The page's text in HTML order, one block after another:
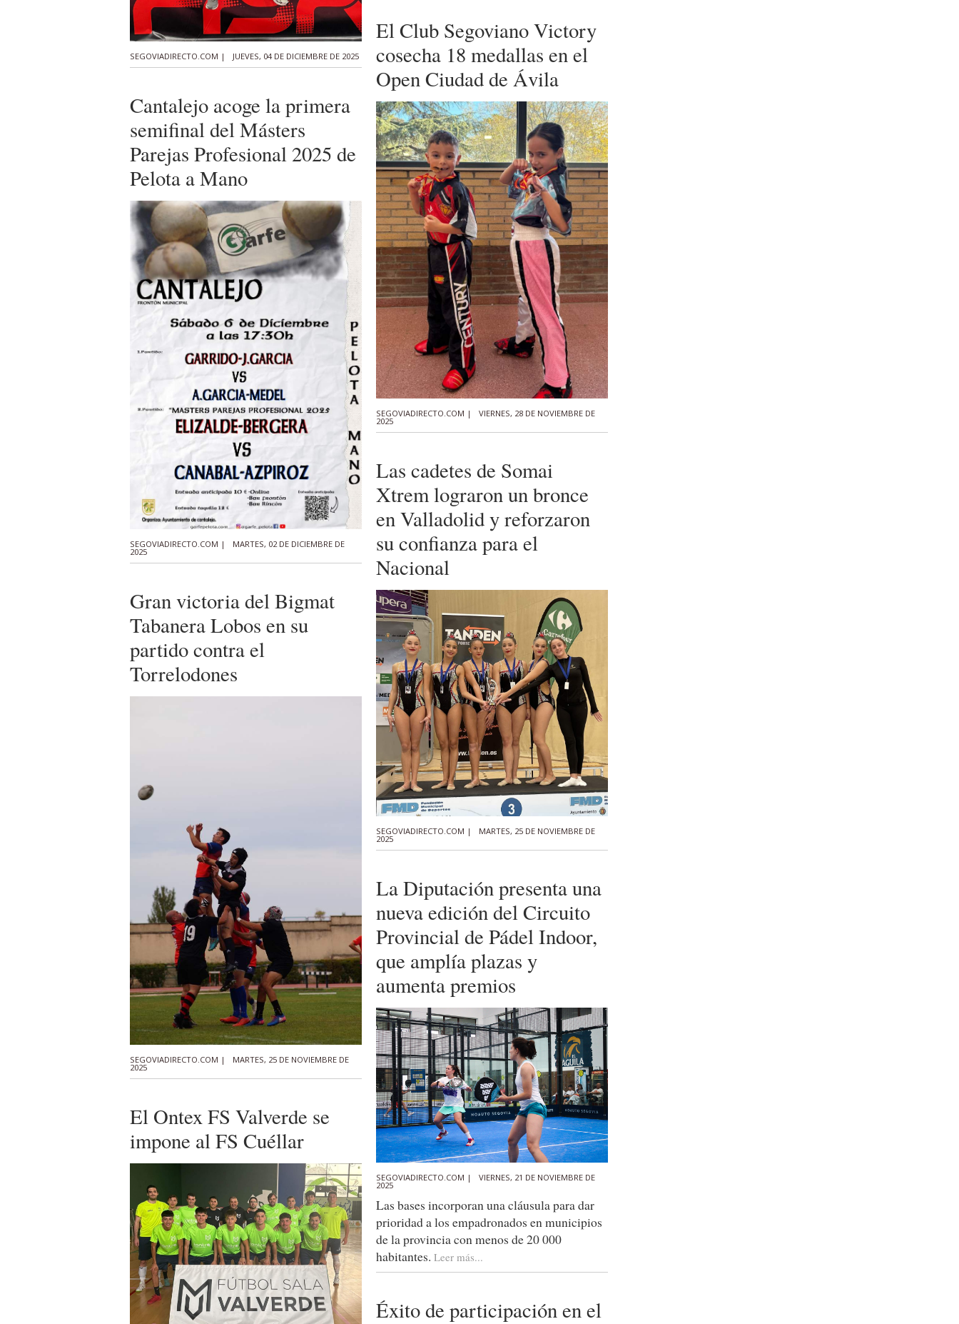
SEGOVIADIRECTO.COM | JUEVES, 04 DE DICIEMBRE DE 2025
Cantalejo acoge la primera
semifinal del Másters
Parejas Profesional 2025 de
Pelota a Mano
SEGOVIADIRECTO.COM | MARTES, 02 DE DICIEMBRE DE
2025
Gran victoria del Bigmat
Tabanera Lobos en su
partido contra el
Torrelodones
SEGOVIADIRECTO.COM | MARTES, 25 DE NOVIEMBRE DE
2025
El Ontex FS Valverde se
impone al FS Cuéllar
El Club Segoviano Victory
cosecha 18 medallas en el
Open Ciudad de Ávila
SEGOVIADIRECTO.COM | VIERNES, 28 DE NOVIEMBRE DE
2025
Las cadetes de Somai
Xtrem lograron un bronce
en Valladolid y reforzaron
su confianza para el
Nacional
SEGOVIADIRECTO.COM | MARTES, 25 DE NOVIEMBRE DE
2025
La Diputación presenta una
nueva edición del Circuito
Provincial de Pádel Indoor,
que amplía plazas y
aumenta premios
SEGOVIADIRECTO.COM | VIERNES, 21 DE NOVIEMBRE DE
2025
Las bases incorporan una cláusula para dar
prioridad a los empadronados en municipios
de la provincia con menos de 20 000
habitantes. Leer más...
Éxito de participación en el